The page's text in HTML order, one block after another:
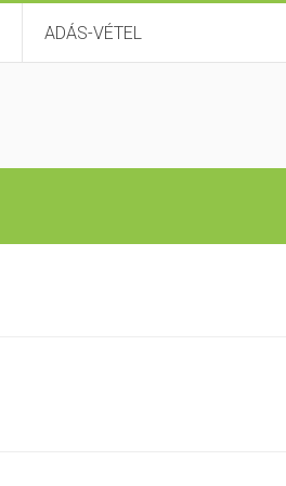
ADÁS-VÉTEL